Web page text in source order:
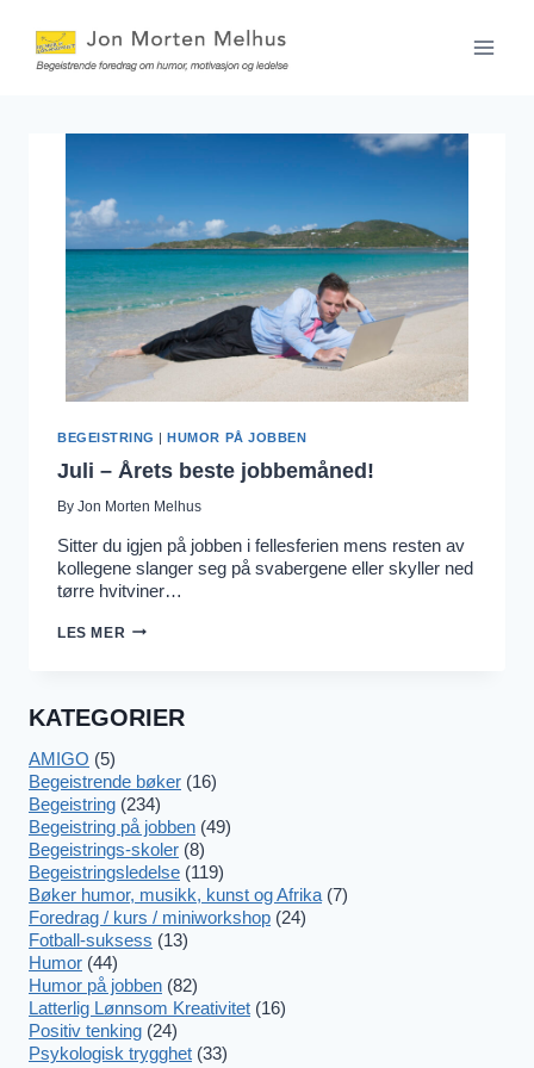
content
BEGEISTRING |HUMOR PÅ JOBBEN
Juli – Årets beste jobbemåned!
By Jon Morten Melhus
Sitter du igjen på jobben i fellesferien mens resten av
kollegene slanger seg på svabergene eller skyller ned
tørre hvitviner…
LES MER JULI
KATEGORIER
AMIGO (5)
Begeistrende bøker (16)
Begeistring (234)
Begeistring på jobben (49)
Begeistrings-skoler (8)
Begeistringsledelse (119)
Bøker humor, musikk, kunst og Afrika (7)
Foredrag / kurs / miniworkshop (24)
Fotball-suksess (13)
Humor (44)
Humor på jobben (82)
Latterlig Lønnsom Kreativitet (16)
Positiv tenking (24)
Psykologisk trygghet (33)